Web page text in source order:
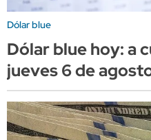
Dólar blue
Dólar blue hoy: a
jueves 6 de